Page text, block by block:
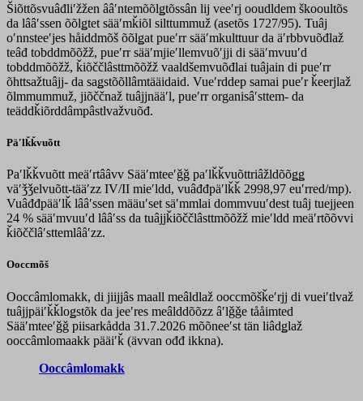
Šiõttõsvuâđliʹžžen ââʹntemõõlǥtõssân lij veeʹrj ooudldem škooultõs
da lââʹssen õõlǥtet sääʹmǩiõl silttummuž (asetõs 1727/95). Tuâj
oʹnnsteeʹjes håiddmõš õõlǥat pueʹrr sääʹmkulttuur da äʹrbbvuõđlaž
teâđ tobddmõõžž, pueʹrr sääʹmjieʹllemvuõʹjji di sääʹmvuuʹd
tobddmõõžž, ǩiõččlâsttmõõžž vaaldšemvuõđlai tuâjain di pueʹrr
õhttsažtuâjj- da saǥstõõllâmtääidaid. Vueʹrddep samai pueʹr ǩeerjlaž
õlmmummuž, jiõččnaž tuâjjnääʹl, pueʹrr organisâʹsttem- da
teäddǩiõrddâmpâstlvažvuõđ.
Päʹlǩǩvuõtt
Paʹlǩǩvuõtt meäʹrtââvv Sääʹmteeʹǧǧ paʹlǩǩvuõttriâžldõõǥǥ
väʹǯǯelvuõtt-tääʹzz IV/II mieʹldd, vuâđđpäʹlǩǩ 2998,97 euʹrred/mp).
Vuâđđpääʹlǩ lââʹssen määuʹset säʹmmlai dommvuuʹdest tuâj tuejjeen
24 % sääʹmvuuʹd lââʹss da tuâjjǩiõččlâsttmõõžž mieʹldd meäʹrtõõvvi
ǩiõččlâʹsttemlââʹzz.
Ooccmõš
Ooccâmlomakk, di jiijjâs maall meâldlaž ooccmõšǩeʹrjj di vueiʹtlvaž
tuâjjpäiʹǩǩloǥstõk da jeeʹres meâlddõõzz âʹlǧǧe tååimted
Sääʹmteeʹǧǧ piisarkådda 31.7.2026 mõõneeʹst tän liâdǥlaž
ooccâmlomaakk pääiʹǩ (ävvan ođđ ikkna).
Ooccâmlomakk